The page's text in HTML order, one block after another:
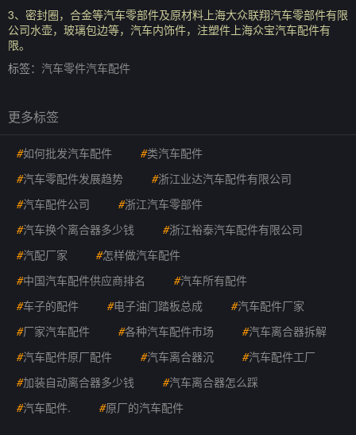
3、密封圈，合金等汽车零部件及原材料上海大众联翔汽车零部件有限
公司水壶，玻璃包边等，汽车内饰件，注塑件上海众宝汽车配件有
限。
标签： 汽车零件汽车配件
更多标签
#如何批发汽车配件 #类汽车配件
#汽车零配件发展趋势 #浙江业达汽车配件有限公司
#汽车配件公司 #浙江汽车零部件
#汽车换个离合器多少钱 #浙江裕泰汽车配件有限公司
#汽配厂家 #怎样做汽车配件
#中国汽车配件供应商排名 #汽车所有配件
#车子的配件 #电子油门踏板总成 #汽车配件厂家
#厂家汽车配件 #各种汽车配件市场 #汽车离合器拆解
#汽车配件原厂配件 #汽车离合器沉 #汽车配件工厂
#加装自动离合器多少钱 #汽车离合器怎么踩
#汽车配件. #原厂的汽车配件